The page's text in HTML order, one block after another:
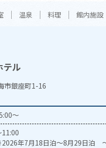
温泉 料理 館内施設
テル
銀座町1-16
～
11:00
年7月18日泊～8月29日泊